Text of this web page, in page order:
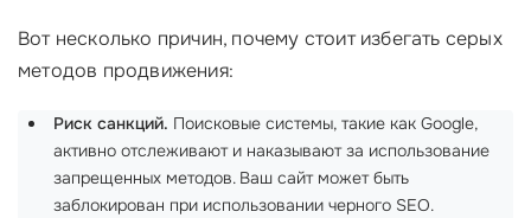
Вот несколько причин, почему стоит избегать серых
методов продвижения:
Риск санкций. Поисковые системы, такие как Google,
активно отслеживают и наказывают за использование
запрещенных методов. Ваш сайт может быть
заблокирован при использовании черного SEO.